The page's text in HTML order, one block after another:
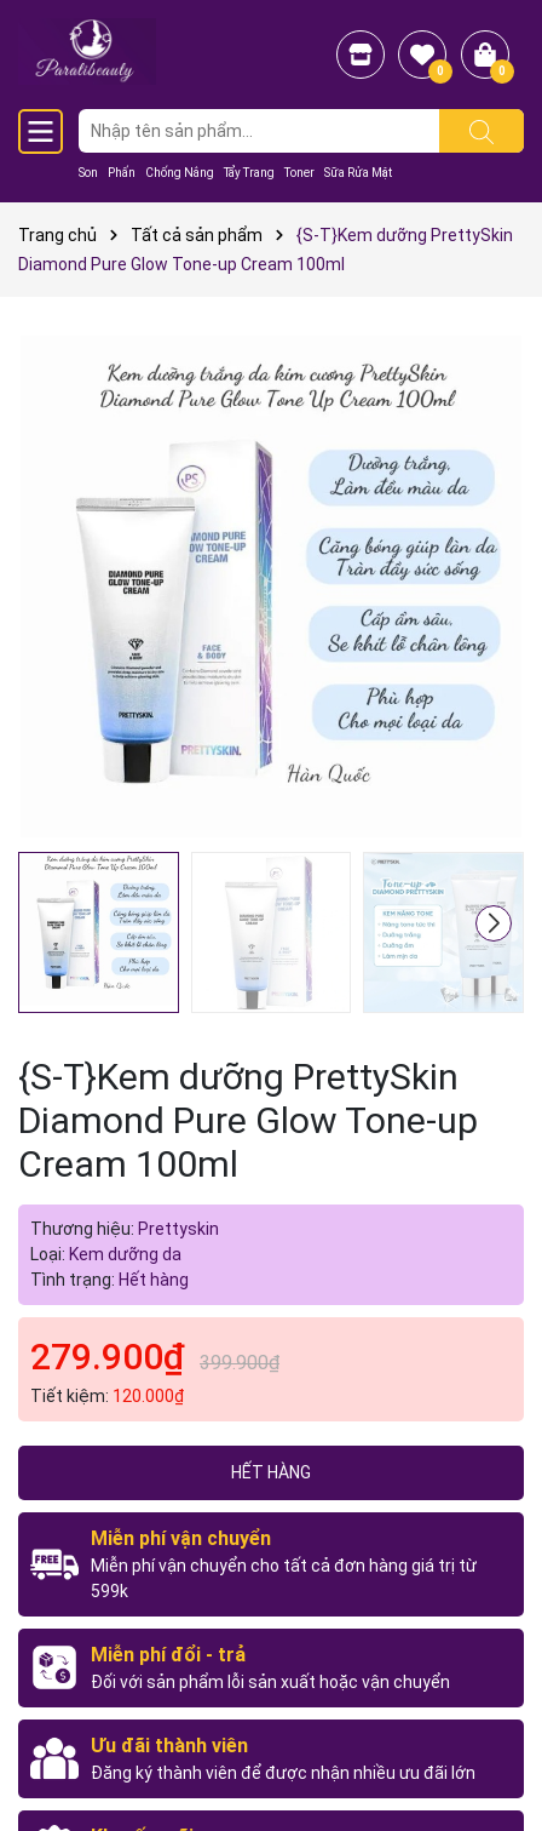
Son Phấn Chống Nắng Tẩy Trang Toner Sữa Rửa Mặt
0 0
Trang chủ Tất cả sản phẩm
{S-T}Kem dưỡng PrettySkin
Diamond Pure Glow Tone-up Cream 100ml
{S-T}Kem dưỡng PrettySkin
Diamond Pure Glow Tone-up
Cream 100ml
Thương hiệu: Prettyskin
Loại: Kem dưỡng da
Tình trạng: Hết hàng
279.900₫ 399.900₫
Tiết kiệm: 120.000₫
HẾT HÀNG
Miễn phí vận chuyển
Miễn phí vận chuyển cho tất cả đơn hàng giá trị từ
599k
Miễn phí đổi - trả
Đối với sản phẩm lỗi sản xuất hoặc vận chuyển
Ưu đãi thành viên
Đăng ký thành viên để được nhận nhiều ưu đãi lớn
Mã giảm giá: